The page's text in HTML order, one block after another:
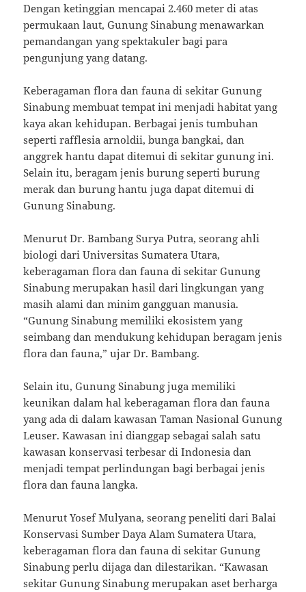
Dengan ketinggian mencapai 2.460 meter di atas
permukaan laut, Gunung Sinabung menawarkan
pemandangan yang spektakuler bagi para
pengunjung yang datang.
Keberagaman flora dan fauna di sekitar Gunung
Sinabung membuat tempat ini menjadi habitat yang
kaya akan kehidupan. Berbagai jenis tumbuhan
seperti rafflesia arnoldii, bunga bangkai, dan
anggrek hantu dapat ditemui di sekitar gunung ini.
Selain itu, beragam jenis burung seperti burung
merak dan burung hantu juga dapat ditemui di
Gunung Sinabung.
Menurut Dr. Bambang Surya Putra, seorang ahli
biologi dari Universitas Sumatera Utara,
keberagaman flora dan fauna di sekitar Gunung
Sinabung merupakan hasil dari lingkungan yang
masih alami dan minim gangguan manusia.
“Gunung Sinabung memiliki ekosistem yang
seimbang dan mendukung kehidupan beragam jenis
flora dan fauna,” ujar Dr. Bambang.
Selain itu, Gunung Sinabung juga memiliki
keunikan dalam hal keberagaman flora dan fauna
yang ada di dalam kawasan Taman Nasional Gunung
Leuser. Kawasan ini dianggap sebagai salah satu
kawasan konservasi terbesar di Indonesia dan
menjadi tempat perlindungan bagi berbagai jenis
flora dan fauna langka.
Menurut Yosef Mulyana, seorang peneliti dari Balai
Konservasi Sumber Daya Alam Sumatera Utara,
keberagaman flora dan fauna di sekitar Gunung
Sinabung perlu dijaga dan dilestarikan. “Kawasan
sekitar Gunung Sinabung merupakan aset berharga